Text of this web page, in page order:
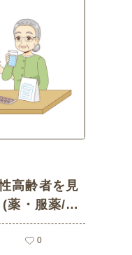
高齢者を見
薬・服薬/介
護イラスト
0